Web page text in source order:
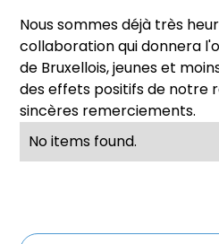
Nous sommes déjà très
collaboration qui donnera
de Bruxellois, jeunes et
des effets positifs de notre
sincères remerciements.
No items found.